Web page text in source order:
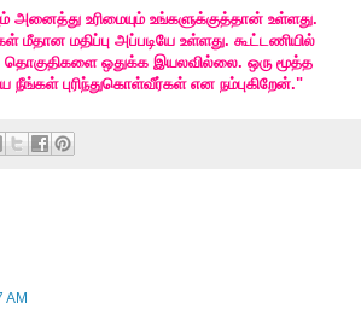
அனைத்து உரிமையும் உங்களுக்குத்தான் உள்ளது.
மீதான மதிப்பு அப்படியே உள்ளது. கூட்டணியில்
ஒதுக்க இயலவில்லை. ஒரு மூத்த
நீங்கள் புரிந்துகொள்வீர்கள் என நம்புகிறேன்."
AM